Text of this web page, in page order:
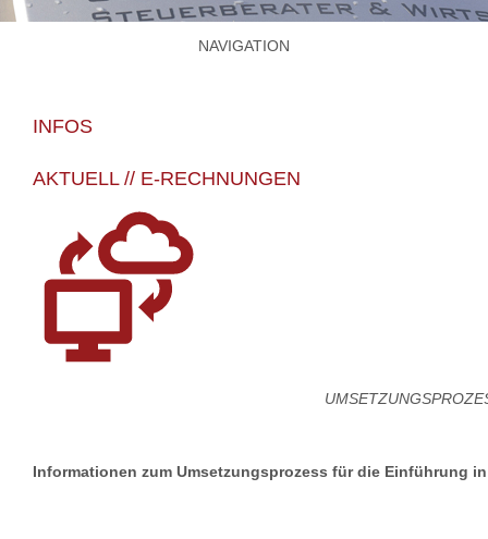
NAVIGATION
INFOS
AKTUELL // E-RECHNUNGEN
Informationen zum Umsetzungsprozess für die Einführung